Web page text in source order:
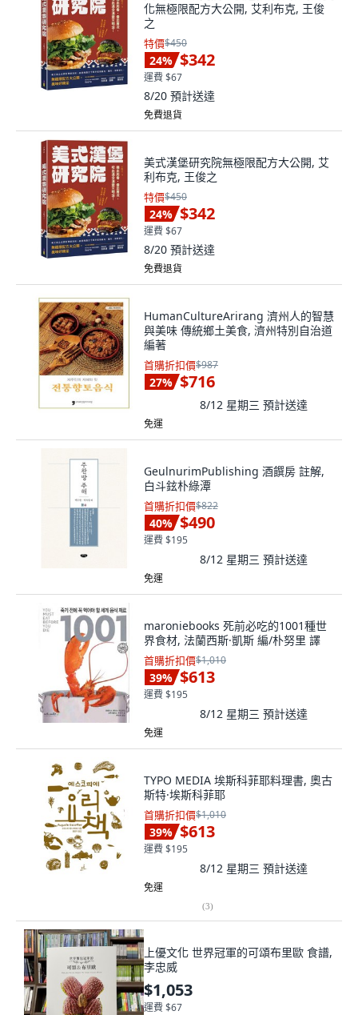
化無極限配方大公開, 艾利布克, 王俊
之
特價$450
24% $342
運費 $67
8/20 預計送達
免費退貨
美式漢堡研究院無極限配方大公開, 艾
利布克, 王俊之
特價$450
24% $342
運費 $67
8/20 預計送達
免費退貨
HumanCultureArirang 濟州人的智慧
與美味 傳統鄉土美食, 濟州特別自治道
編著
首購折扣價$987
27% $716
8/12 星期三 預計送達
免運
GeulnurimPublishing 酒饌房 註解,
白斗鉉朴綠潭
首購折扣價$822
40% $490
運費 $195
8/12 星期三 預計送達
免運
maroniebooks 死前必吃的1001種世
界食材, 法蘭西斯·凱斯 編/朴努里 譯
首購折扣價$1,010
39% $613
運費 $195
8/12 星期三 預計送達
免運
TYPO MEDIA 埃斯科菲耶料理書, 奧古
斯特·埃斯科菲耶
首購折扣價$1,010
39% $613
運費 $195
8/12 星期三 預計送達
免運
(3)
上優文化 世界冠軍的可頌布里歐 食譜,
李忠威
$1,053
運費 $67